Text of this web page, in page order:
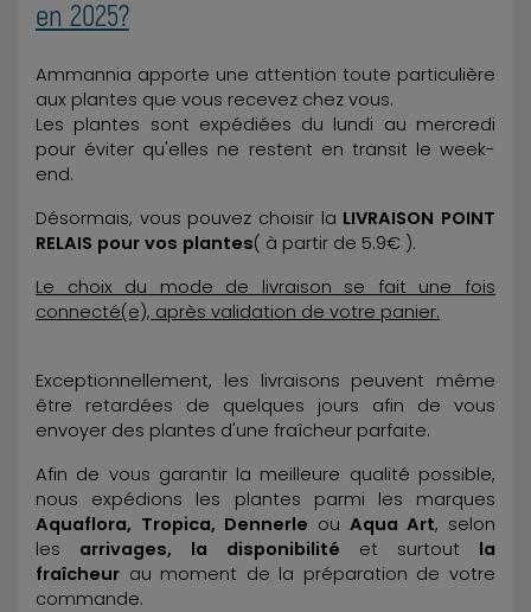
en 2025?
Ammannia apporte une attention toute particulière
aux plantes que vous recevez chez vous.
Les plantes sont expédiées du lundi au mercredi
pour éviter qu'elles ne restent en transit le week-
end.
Désormais, vous pouvez choisir la LIVRAISON POINT
RELAIS pour vos plantes( à partir de 5.9€ ).
Le choix du mode de livraison se fait une fois
connecté(e), après validation de votre panier.
Exceptionnellement, les livraisons peuvent même
être retardées de quelques jours afin de vous
envoyer des plantes d'une fraîcheur parfaite.
Afin de vous garantir la meilleure qualité possible,
nous expédions les plantes parmi les marques
Aquaflora, Tropica, Dennerle ou Aqua Art, selon
les arrivages, la disponibilité et surtout la
fraîcheur au moment de la préparation de votre
commande.